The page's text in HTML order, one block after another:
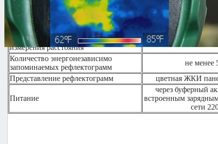
Перекрываемое затухание
не менее
Амплитуда зондирующего импульса
5 В
Длительность зондирующего импульса
100, 150,
Инструментальная погрешность
измерения расстояния
менее
Количество энергонезависимо
запоминаемых рефлектограмм
не менее
Представление рефлектограмм
цветная ЖКИ
Питание
через буферный
встроенным
сети